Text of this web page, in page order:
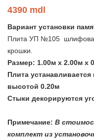
4390 mdl
Вариант установки
Плита УП №105
крошки.
Размер: 1.00м х 2.00м х
Плита
высотой 0.20м
Стыки декорируются
Примечание: В
комплект из